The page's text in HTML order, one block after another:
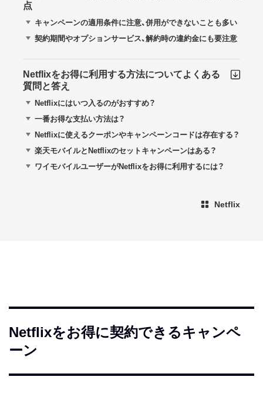
点
キャンペーンの適用条件に注意、併用ができないことも多い
契約期間やオプションサービス、解約時の違約金にも要注意
Netflixをお得に利用する方法についてよくある
質問と答え
Netflixにはいつ入るのがおすすめ？
一番お得な支払い方法は？
Netflixに使えるクーポンやキャンペーンコードは存在する？
楽天モバイルとNetflixのセットキャンペーンはある？
ワイモバイルユーザーがNetflixをお得に利用するには？
Netflix
Netflixをお得に契約できるキャンペ
ーン